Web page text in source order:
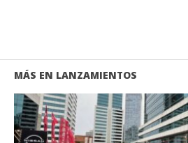
MÁS EN LANZAMIENTOS